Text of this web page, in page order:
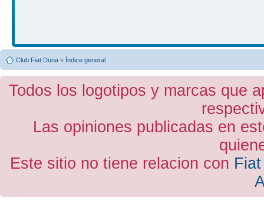
Club Fiat Duna » Índice general
Todos los logotipos y marcas que
Las opiniones publicadas en
Este sitio no tiene relacion con